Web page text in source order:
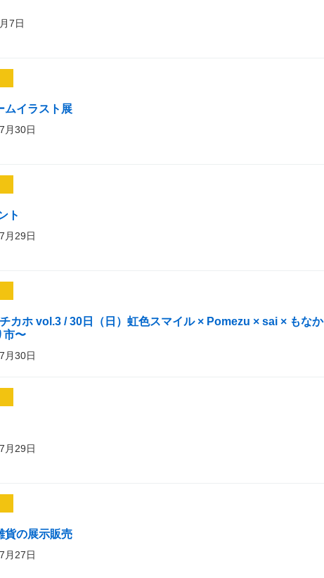
7日
ムイラスト展
月30日
ト
月29日
カホ vol.3 / 30日（日）虹色スマイル × Pomezu × sai × もなか
市〜
月30日
月29日
貨の展示販売
月27日